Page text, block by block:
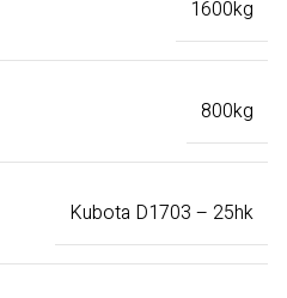
1600kg
800kg
Kubota D1703 – 25hk